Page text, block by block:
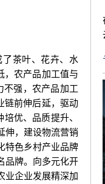
茶叶、花卉、水
，农产品加工值与
强，农产品加工
链前伸后延，驱动
优、品质提升、
伸，建设物流营销
特色乡村产业品牌
品牌。向多元化开
业企业发展精深加